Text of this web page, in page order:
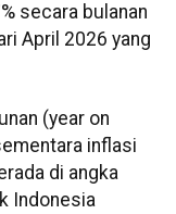
secara bulanan
April 2026 yang
(year on
inflasi
di angka
Indonesia